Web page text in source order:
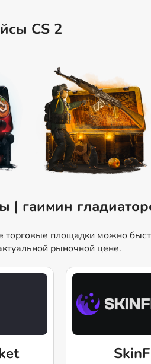
CS 2
| гаимин
торговые площадки можно
рыночной цене.